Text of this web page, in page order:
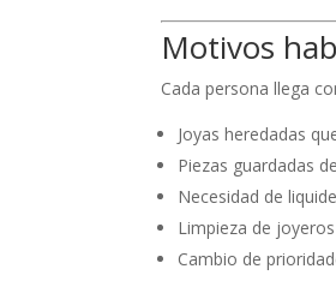
Motivos
Cada persona llega
Joyas heredadas
Piezas guardadas
Necesidad de
Limpieza de
Cambio de